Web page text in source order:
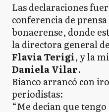
Las declaraciones
conferencia de
bonaerense, donde
la directora general
Flavia Terigi, y la
Daniela Vilar.
Bianco arrancó con
periodistas:
“Me decían que